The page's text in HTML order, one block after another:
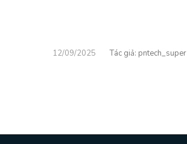
12/09/2025 pntech_super